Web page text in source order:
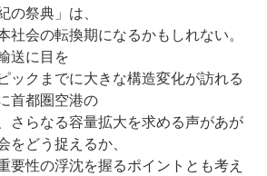
の祭典」は、
社会の転換期になるかもしれない。
送に目を
ックまでに大きな構造変化が訪れる
首都圏空港の
さらなる容量拡大を求める声があが
をどう捉えるか、
要性の浮沈を握るポイントとも考え